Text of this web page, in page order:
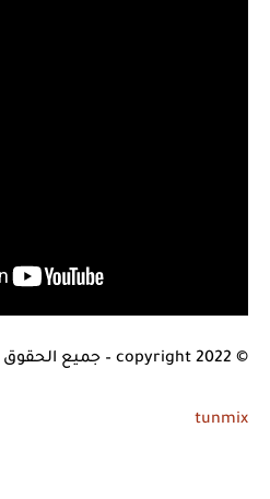
© copyright 2022 – جميع الحقوق محفوظة
tunmix